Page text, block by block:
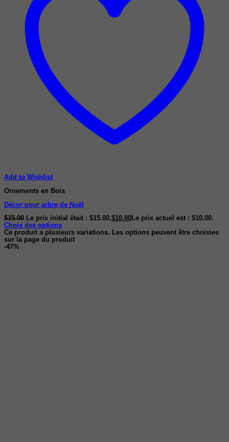
Add to Wishlist
Ornements en Bois
Décor pour arbre de Noël
$15.00 Le prix initial était : $15.00.$10.00 Le prix actuel est : $10.00.
Choix des options
Ce produit a plusieurs variations. Les options peuvent être choisies
sur la page du produit
-47%